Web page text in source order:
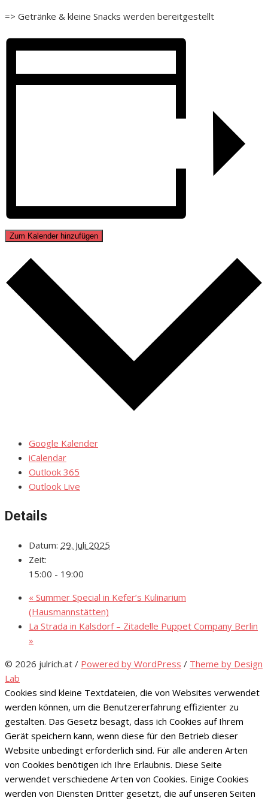
=> Getränke & kleine Snacks werden bereitgestellt
Zum Kalender hinzufügen
Google Kalender
iCalendar
Outlook 365
Outlook Live
Details
Datum: 29. Juli 2025
Zeit:
15:00 - 19:00
« Summer Special in Kefer’s Kulinarium
(Hausmannstätten)
La Strada in Kalsdorf – Zitadelle Puppet Company Berlin
»
© 2026 julrich.at / Powered by WordPress / Theme by Design
Lab
Cookies sind kleine Textdateien, die von Websites verwendet
werden können, um die Benutzererfahrung effizienter zu
gestalten. Das Gesetz besagt, dass ich Cookies auf Ihrem
Gerät speichern kann, wenn diese für den Betrieb dieser
Website unbedingt erforderlich sind. Für alle anderen Arten
von Cookies benötigen ich Ihre Erlaubnis. Diese Seite
verwendet verschiedene Arten von Cookies. Einige Cookies
werden von Diensten Dritter gesetzt, die auf unseren Seiten